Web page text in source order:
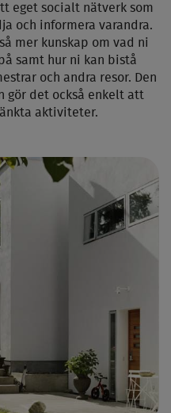
eget socialt nätverk som
och informera varandra.
mer kunskap om vad ni
samt hur ni kan bistå
och andra resor. Den
gör det också enkelt att
aktiviteter.